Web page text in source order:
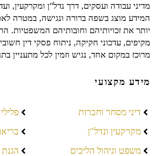
מדיני עבודה ועסקים, דרך נדל"ן ומקרקעין,
המידע מוצג בשפה ברורה ונגישה, במטרה
יותר את זכויותיהם וחובותיהם המשפטיות.
מקיפים, עדכוני חקיקה, ניתוח פסקי דין
מרוכז במקום אחד, נגיש וזמין לכל
מידע מקצועי
דיני מסחר וחברות
מקרקעין ונדל"ן
משפט וניהול הליכים